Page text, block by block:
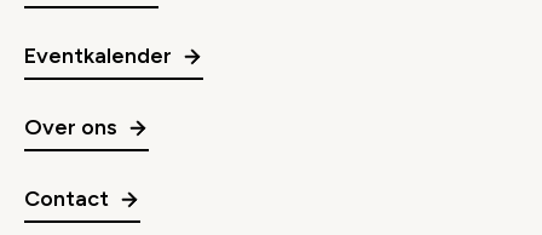
Eventkalender
Over ons
Contact